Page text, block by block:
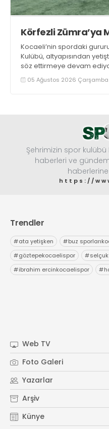
Körfezli Zümra’ya
Kocaeli’nin spordaki
Kulübü, altyapısından
söz ettirmeye devam
05 Ağustos 2026 Çarşamba
Şehrimizin spor
haberleri ve
haberlerine
https://
Trendler
#ata yetişken #buz
#göztepekocaelispor #
#ibrahim ercinkocaelispor #
Web TV
Foto Galeri
Yazarlar
Arşiv
Künye